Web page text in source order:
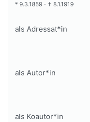
* 9.3.1859 - † 8.1.1919
als Adressat*in
als Autor*in
als Koautor*in